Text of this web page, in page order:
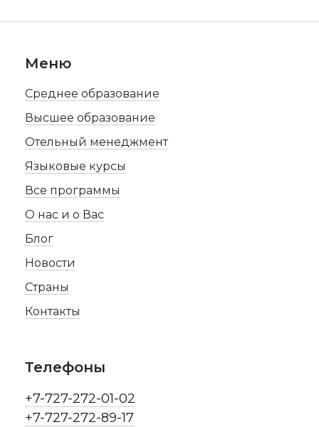
Телефоны
+7-727-272-01-02
+7-727-272-89-17
Меню
Среднее образование
Высшее образование
Отельный менеджмент
Языковые курсы
Все программы
О нас и о Вас
Блог
Новости
Страны
Контакты